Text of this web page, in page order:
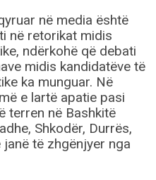
në media është
në retorikat midis
ndërkohë që debati
midis kandidatëve të
ka munguar. Në
e lartë apatie pasi
terren në Bashkitë
Shkodër, Durrës,
të zhgënjyer nga